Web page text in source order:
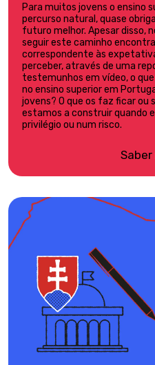
Para muitos jovens o ensino
percurso natural, quase
futuro melhor. Apesar disso,
seguir este caminho
correspondente às
perceber, através de uma
testemunhos em vídeo, o
no ensino superior em
jovens? O que os faz ficar ou
estamos a construir quando
privilégio ou num risco.
Saber